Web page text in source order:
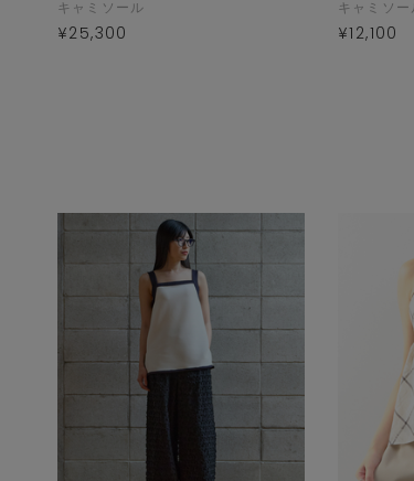
キャミソール
¥25,300
キャミソー
¥12,100